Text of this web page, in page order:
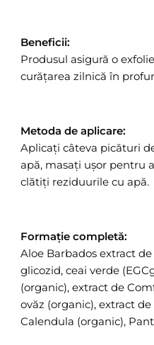
Beneficii:
Produsul asigură o
curățarea zilnică în
Metoda de aplicare:
Aplicați câteva picături
apă, masați ușor pentru
clătiți reziduurile cu apă.
Formație completă:
Aloe Barbados extract
glicozid, ceai verde
(organic), extract de
ovăz (organic), extract
Calendula (organic),